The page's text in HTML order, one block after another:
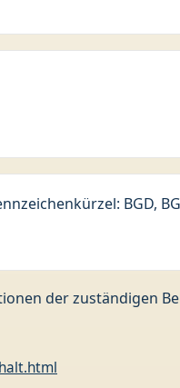
BGD,
der zuständigen